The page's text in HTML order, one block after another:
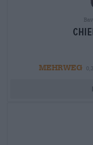
MEHRWEG